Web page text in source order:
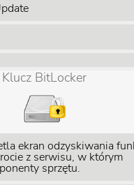
Klucz BitLocker
ekran odzyskiwania
z serwisu, w którym
sprzętu.